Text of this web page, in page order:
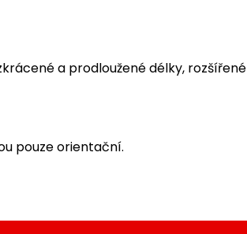
a prodloužené délky,
pouze orientační.